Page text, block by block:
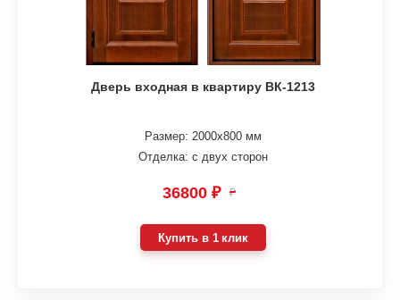
Дверь входная в квартиру ВК-1213
Размер: 2000х800 мм
Отделка: с двух сторон
36800 ₽ ₽
Купить в 1 клик